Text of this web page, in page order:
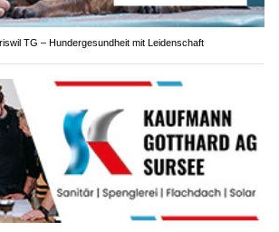
TG – Hundergesundheit mit Leidenschaft